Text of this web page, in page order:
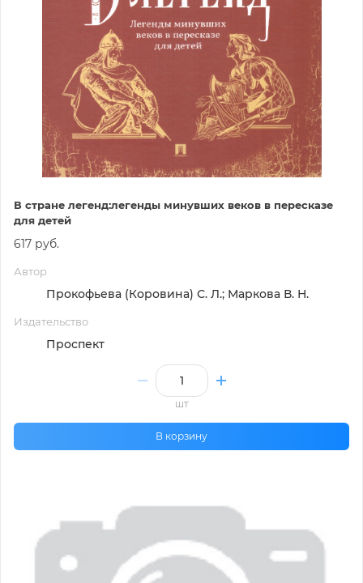
В стране легенд:легенды минувших веков в пересказе
для детей
617 руб.
Автор
Прокофьева (Коровина) С. Л.; Маркова В. Н.
Издательство
Проспект
шт
В корзину